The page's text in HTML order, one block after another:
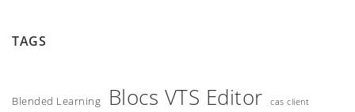
TAGS
Blended Learning Blocs VTS Editor cas client